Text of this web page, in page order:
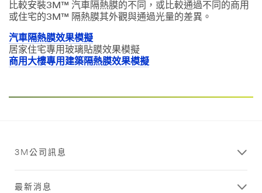
比較安裝3M™ 汽車隔熱膜的不同，或比較通過不同的商用
或住宅的3M™ 隔熱膜其外觀與通過光量的差異。
汽車隔熱膜效果模擬
居家住宅專用玻璃貼膜效果模擬
商用大樓專用建築隔熱膜效果模擬
3M公司訊息
最新消息